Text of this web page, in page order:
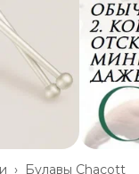
Булавы Chacott
›